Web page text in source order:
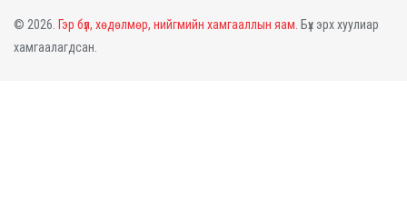
© 2026. Гэр бүл, хөдөлмөр, нийгмийн хамгааллын яам. Бүх эрх хуулиар
хамгаалагдсан.